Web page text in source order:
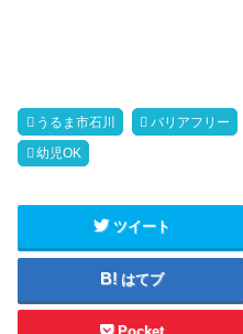
うるま市石川 バリアフリー
幼児OK
ツイート
はてブ